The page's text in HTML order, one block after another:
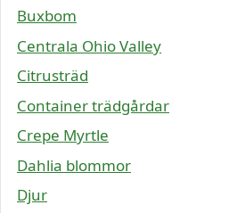
Buxbom
Centrala Ohio Valley
Citrusträd
Container trädgårdar
Crepe Myrtle
Dahlia blommor
Djur